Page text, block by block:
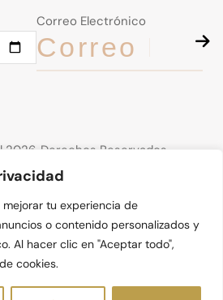
mejorar tu experiencia de
o contenido personalizados y
Al hacer clic en "Aceptar todo",
cookies.
Correo Electrónico
2026. Derechos Reservados